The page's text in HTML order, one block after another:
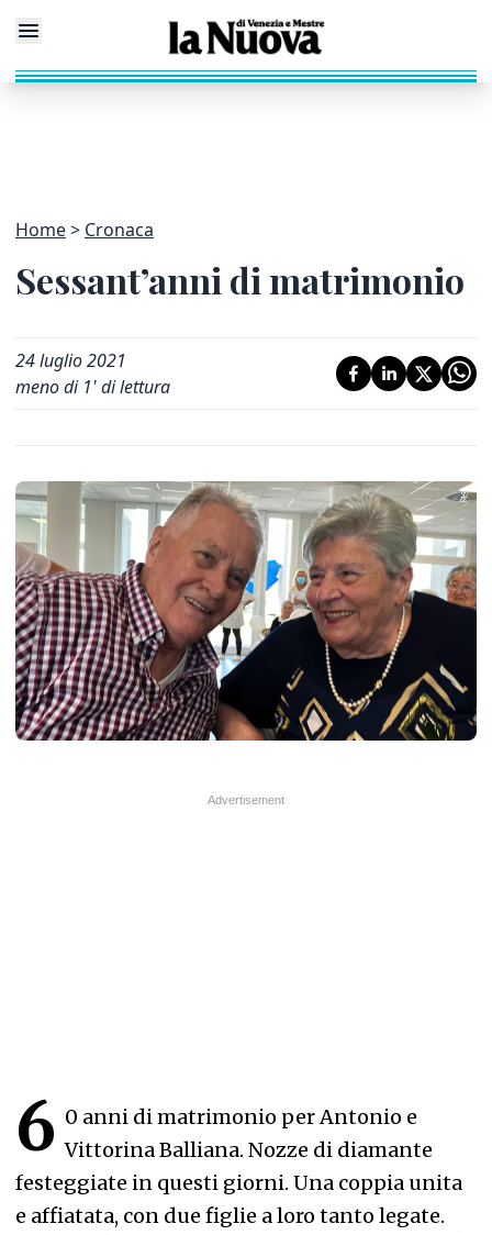
Home Cronaca
Sessant’anni di matrimonio
24 luglio 2021
meno di 1' di lettura
6 0 anni di matrimonio per Antonio e
Vittorina Balliana. Nozze di diamante
festeggiate in questi giorni. Una coppia unita
e affiatata, con due figlie a loro tanto legate.